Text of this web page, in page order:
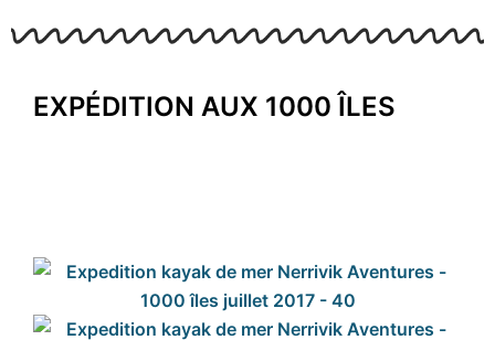
EXPÉDITION AUX 1000 ÎLES